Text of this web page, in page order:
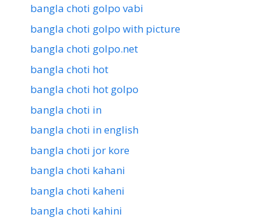
bangla choti golpo vabi
bangla choti golpo with picture
bangla choti golpo.net
bangla choti hot
bangla choti hot golpo
bangla choti in
bangla choti in english
bangla choti jor kore
bangla choti kahani
bangla choti kaheni
bangla choti kahini